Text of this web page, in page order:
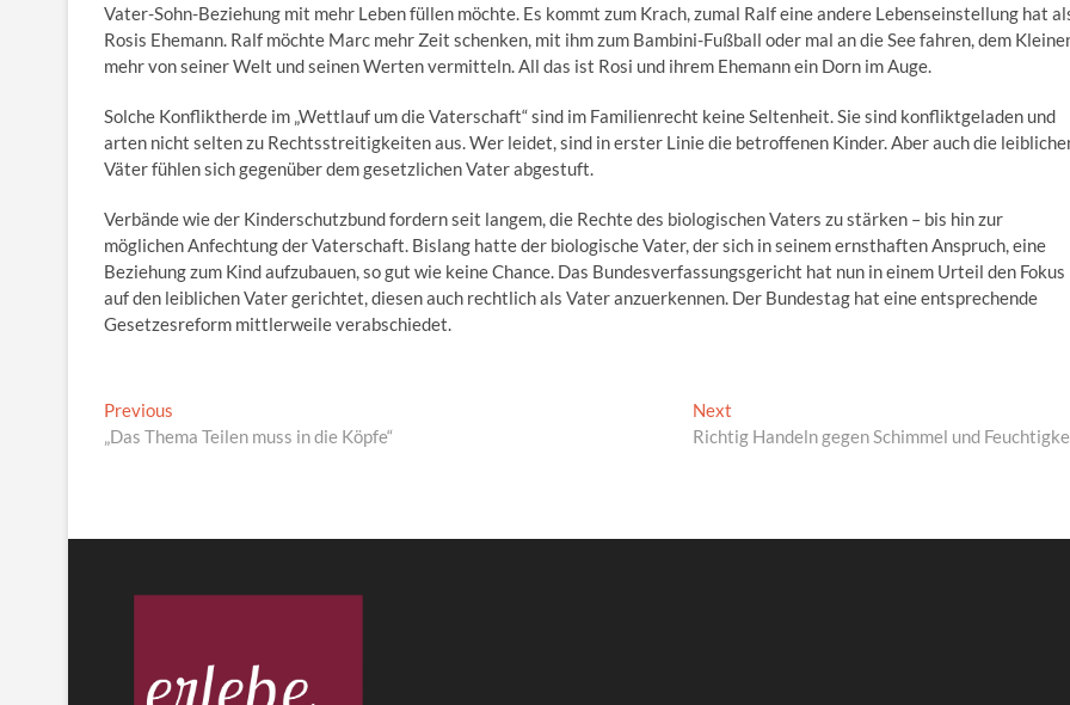
Vater-Sohn-Beziehung mit mehr Leben füllen möchte. Es kommt zum Krach, zumal Ralf eine andere Lebenseinstellung hat
Rosis Ehemann. Ralf möchte Marc mehr Zeit schenken, mit ihm zum Bambini-Fußball oder mal an die See fahren, dem
mehr von seiner Welt und seinen Werten vermitteln. All das ist Rosi und ihrem Ehemann ein Dorn im Auge.
Solche Konfliktherde im „Wettlauf um die Vaterschaft“ sind im Familienrecht keine Seltenheit. Sie sind konfliktgeladen und
arten nicht selten zu Rechtsstreitigkeiten aus. Wer leidet, sind in erster Linie die betroffenen Kinder. Aber auch die
Väter fühlen sich gegenüber dem gesetzlichen Vater abgestuft.
Verbände wie der Kinderschutzbund fordern seit langem, die Rechte des biologischen Vaters zu stärken – bis hin zur
möglichen Anfechtung der Vaterschaft. Bislang hatte der biologische Vater, der sich in seinem ernsthaften Anspruch, eine
Beziehung zum Kind aufzubauen, so gut wie keine Chance. Das Bundesverfassungsgericht hat nun in einem Urteil den Fokus
auf den leiblichen Vater gerichtet, diesen auch rechtlich als Vater anzuerkennen. Der Bundestag hat eine entsprechende
Gesetzesreform mittlerweile verabschiedet.
Beitragsnavigation
Previous
post:
„Das Thema Teilen muss in die Köpfe“
Next
post:
Richtig Handeln gegen Schimmel und